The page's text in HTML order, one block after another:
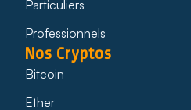
Particuliers
Professionnels
Nos Cryptos
Bitcoin
Ether